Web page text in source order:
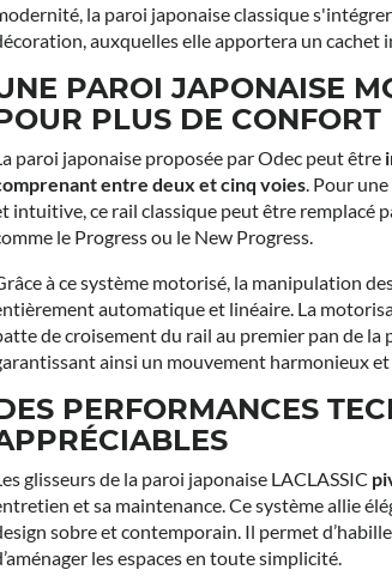
la paroi japonaise classique
auxquelles elle apportera un cachet
PAROI JAPONAISE
PLUS DE CONFORT
paroi japonaise proposée par Odec peut être
entre deux et cinq voies. Pour
intuitive, ce rail classique peut être remplacé
le Progress ou le New Progress.
à ce système motorisé, la manipulation
automatique et linéaire. La
de croisement du rail au premier pan de la
ainsi un mouvement harmonieux
PERFORMANCES
glisseurs de la paroi japonaise LACLASSIC
et sa maintenance. Ce système allie
sobre et contemporain. Il permet
les espaces en toute simplicité.